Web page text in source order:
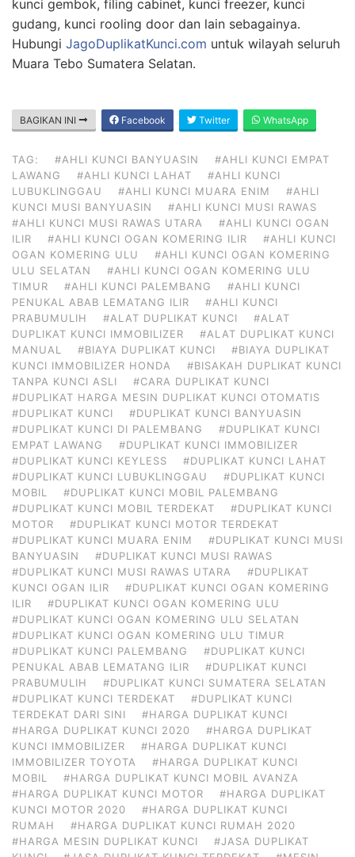
kunci gembok, filing cabinet, kunci freezer, kunci
gudang, kunci rooling door dan lain sebagainya.
Hubungi JagoDuplikatKunci.com untuk wilayah seluruh
Muara Tebo Sumatera Selatan.
BAGIKAN INI Facebook Twitter WhatsApp
TAG: #AHLI KUNCI BANYUASIN
#AHLI KUNCI EMPAT
LAWANG
#AHLI KUNCI LAHAT
#AHLI KUNCI
LUBUKLINGGAU
#AHLI KUNCI MUARA ENIM
#AHLI
KUNCI MUSI BANYUASIN
#AHLI KUNCI MUSI RAWAS
#AHLI KUNCI MUSI RAWAS UTARA
#AHLI KUNCI OGAN
ILIR
#AHLI KUNCI OGAN KOMERING ILIR
#AHLI KUNCI
OGAN KOMERING ULU
#AHLI KUNCI OGAN KOMERING
ULU SELATAN
#AHLI KUNCI OGAN KOMERING ULU
TIMUR
#AHLI KUNCI PALEMBANG
#AHLI KUNCI
PENUKAL ABAB LEMATANG ILIR
#AHLI KUNCI
PRABUMULIH
#ALAT DUPLIKAT KUNCI
#ALAT
DUPLIKAT KUNCI IMMOBILIZER
#ALAT DUPLIKAT KUNCI
MANUAL
#BIAYA DUPLIKAT KUNCI
#BIAYA DUPLIKAT
KUNCI IMMOBILIZER HONDA
#BISAKAH DUPLIKAT KUNCI
TANPA KUNCI ASLI
#CARA DUPLIKAT KUNCI
#DUPLIKAT HARGA MESIN DUPLIKAT KUNCI OTOMATIS
#DUPLIKAT KUNCI
#DUPLIKAT KUNCI BANYUASIN
#DUPLIKAT KUNCI DI PALEMBANG
#DUPLIKAT KUNCI
EMPAT LAWANG
#DUPLIKAT KUNCI IMMOBILIZER
#DUPLIKAT KUNCI KEYLESS
#DUPLIKAT KUNCI LAHAT
#DUPLIKAT KUNCI LUBUKLINGGAU
#DUPLIKAT KUNCI
MOBIL
#DUPLIKAT KUNCI MOBIL PALEMBANG
#DUPLIKAT KUNCI MOBIL TERDEKAT
#DUPLIKAT KUNCI
MOTOR
#DUPLIKAT KUNCI MOTOR TERDEKAT
#DUPLIKAT KUNCI MUARA ENIM
#DUPLIKAT KUNCI MUSI
BANYUASIN
#DUPLIKAT KUNCI MUSI RAWAS
#DUPLIKAT KUNCI MUSI RAWAS UTARA
#DUPLIKAT
KUNCI OGAN ILIR
#DUPLIKAT KUNCI OGAN KOMERING
ILIR
#DUPLIKAT KUNCI OGAN KOMERING ULU
#DUPLIKAT KUNCI OGAN KOMERING ULU SELATAN
#DUPLIKAT KUNCI OGAN KOMERING ULU TIMUR
#DUPLIKAT KUNCI PALEMBANG
#DUPLIKAT KUNCI
PENUKAL ABAB LEMATANG ILIR
#DUPLIKAT KUNCI
PRABUMULIH
#DUPLIKAT KUNCI SUMATERA SELATAN
#DUPLIKAT KUNCI TERDEKAT
#DUPLIKAT KUNCI
TERDEKAT DARI SINI
#HARGA DUPLIKAT KUNCI
#HARGA DUPLIKAT KUNCI 2020
#HARGA DUPLIKAT
KUNCI IMMOBILIZER
#HARGA DUPLIKAT KUNCI
IMMOBILIZER TOYOTA
#HARGA DUPLIKAT KUNCI
MOBIL
#HARGA DUPLIKAT KUNCI MOBIL AVANZA
#HARGA DUPLIKAT KUNCI MOTOR
#HARGA DUPLIKAT
KUNCI MOTOR 2020
#HARGA DUPLIKAT KUNCI
RUMAH
#HARGA DUPLIKAT KUNCI RUMAH 2020
#HARGA MESIN DUPLIKAT KUNCI
#JASA DUPLIKAT